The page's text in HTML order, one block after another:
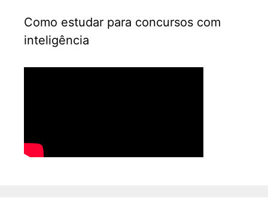
Como estudar para concursos com
inteligência